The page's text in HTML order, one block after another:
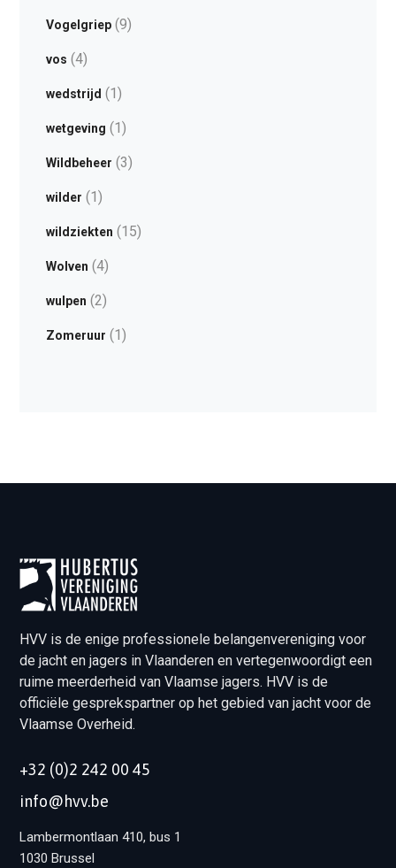
Vogelgriep(9)
vos (4)
wedstrijd (1)
wetgeving (1)
Wildbeheer (3)
wilder (1)
wildziekten (15)
Wolven (4)
wulpen (2)
Zomeruur (1)
HVV is de enige professionele belangenvereniging voor
de jacht en jagers in Vlaanderen en vertegenwoordigt een
ruime meerderheid van Vlaamse jagers. HVV is de
officiële gesprekspartner op het gebied van jacht voor de
Vlaamse Overheid.
+32 (0)2 242 00 45
info@hvv.be
Lambermontlaan 410, bus 1
1030 Brussel